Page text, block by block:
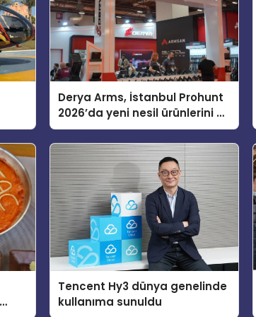
Derya Arms, İstanbul Prohunt
2026’da yeni nesil ürünlerini ve
global marka vizyonunu
sergiledi
Tencent Hy3 dünya genelinde
kullanıma sunuldu